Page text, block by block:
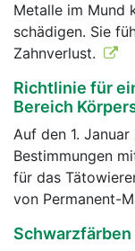
Metalle im Mund
schädigen. Sie
Zahnverlust.
Richtlinie für
Bereich
Auf den 1.
Bestimmungen
für das
von Permanent-